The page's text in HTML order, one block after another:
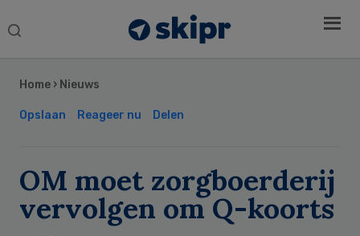
Search
Home › Nieuws
Opslaan Reageer nu Delen
OM moet zorgboerderij
vervolgen om Q-koorts
Sidebar